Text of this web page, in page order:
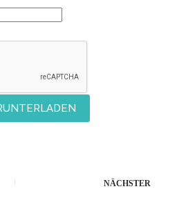
NÄCHSTER